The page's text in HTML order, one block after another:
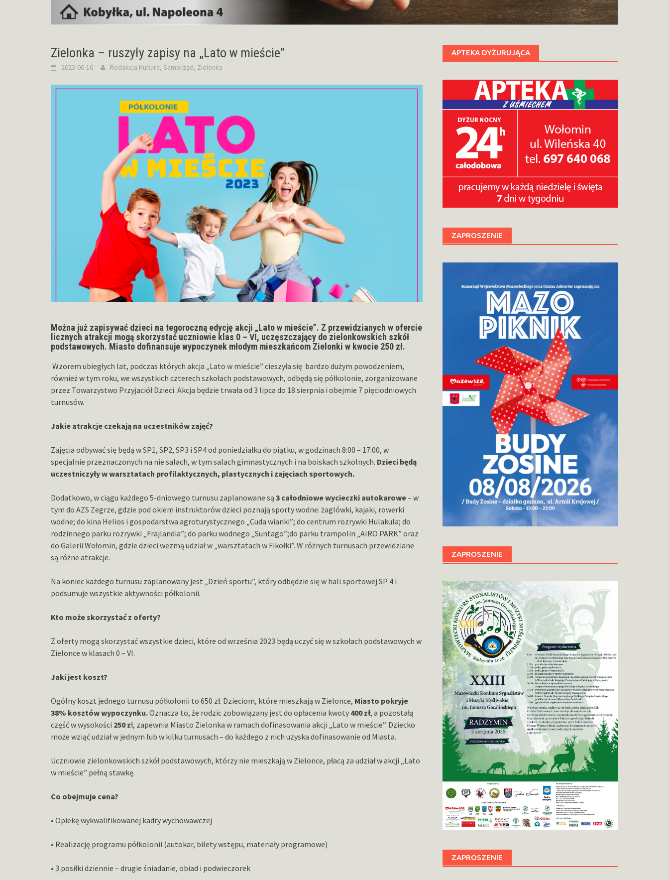
Zielonka – ruszyły zapisy na „Lato w mieście”
2023-06-16 Redakcja Kultura, Samorząd, Zielonka
Można już zapisywać dzieci na tegoroczną edycję akcji „Lato w mieście”. Z przewidzianych w ofercie
licznych atrakcji mogą skorzystać uczniowie klas 0 – VI, uczęszczający do zielonkowskich szkół
podstawowych. Miasto dofinansuje wypoczynek młodym mieszkańcom Zielonki w kwocie 250 zł.
Wzorem ubiegłych lat, podczas których akcja „Lato w mieście” cieszyła się bardzo dużym powodzeniem,
również w tym roku, we wszystkich czterech szkołach podstawowych, odbędą się półkolonie, zorganizowane
przez Towarzystwo Przyjaciół Dzieci. Akcja będzie trwała od 3 lipca do 18 sierpnia i obejmie 7 pięciodniowych
turnusów.
Jakie atrakcje czekają na uczestników zajęć?
Zajęcia odbywać się będą w SP1, SP2, SP3 i SP4 od poniedziałku do piątku, w godzinach 8:00 – 17:00, w
specjalnie przeznaczonych na nie salach, w tym salach gimnastycznych i na boiskach szkolnych. Dzieci będą
uczestniczyły wwarsztatach profilaktycznych, plastycznych i zajęciach sportowych.
Dodatkowo, w ciągu każdego 5-dniowego turnusu zaplanowane są 3 całodniowe wycieczki autokarowe– w
tym do AZS Zegrze, gdzie pod okiem instruktorów dzieci poznają sporty wodne: żaglówki, kajaki, rowerki
wodne; do kina Helios i gospodarstwa agroturystycznego „Cuda wianki”; do centrum rozrywki Hulakula; do
rodzinnego parku rozrywki „Frajlandia”; do parku wodnego „Suntago”;do parku trampolin „AIRO PARK” oraz
do Galerii Wołomin, gdzie dzieci wezmą udział w „warsztatach w Fikołki”. W różnych turnusach przewidziane
są różne atrakcje.
Na koniec każdego turnusu zaplanowany jest „Dzień sportu”, który odbędzie się w hali sportowej SP 4 i
podsumuje wszystkie aktywności półkolonii.
Kto może skorzystać z oferty?
Z oferty mogą skorzystać wszystkie dzieci, które od września 2023 będą uczyć się w szkołach podstawowych w
Zielonce w klasach 0 – VI.
Jaki jest koszt?
Ogólny koszt jednego turnusu półkolonii to 650 zł. Dzieciom, które mieszkają w Zielonce, Miasto pokryje
38% kosztów wypoczynku.Oznacza to, że rodzic zobowiązany jest do opłacenia kwoty 400 zł, a pozostałą
część w wysokości 250 zł, zapewnia Miasto Zielonka w ramach dofinasowania akcji „Lato w mieście”. Dziecko
może wziąć udział w jednym lub w kilku turnusach – do każdego z nich uzyska dofinasowanie od Miasta.
Uczniowie zielonkowskich szkół podstawowych, którzy nie mieszkają w Zielonce, płacą za udział w akcji „Lato
w mieście” pełną stawkę.
Co obejmuje cena?
• Opiekę wykwalifikowanej kadry wychowawczej
• Realizację programu półkolonii (autokar, bilety wstępu, materiały programowe)
• 3 posiłki dziennie – drugie śniadanie, obiad i podwieczorek
APTEKA DYŻURUJĄCA
ZAPROSZENIE
ZAPROSZENIE
ZAPROSZENIE